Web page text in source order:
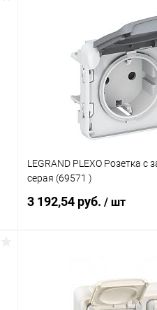
LEGRAND PLEXO Розетка с
серая (69571 )
3 192,54 руб. / шт
Купить в 1 клик